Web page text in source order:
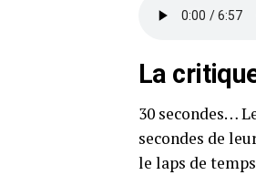
La
30 secondes…
secondes de
le laps de